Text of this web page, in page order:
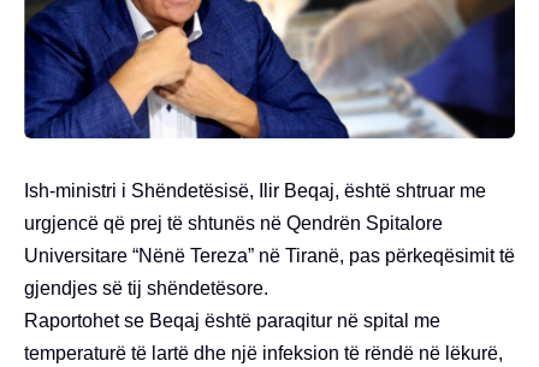
Ish-ministri i Shëndetësisë, Ilir Beqaj, është shtruar me
urgjencë që prej të shtunës në Qendrën Spitalore
Universitare “Nënë Tereza” në Tiranë, pas përkeqësimit të
gjendjes së tij shëndetësore.
Raportohet se Beqaj është paraqitur në spital me
temperaturë të lartë dhe një infeksion të rëndë në lëkurë,